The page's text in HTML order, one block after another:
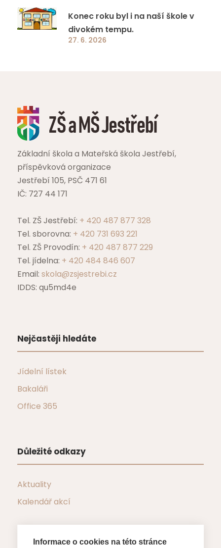
Konec roku byl i na naší škole v
divokém tempu.
27. 6. 2026
Základní škola a Mateřská škola Jestřebí,
příspěvková organizace
Jestřebí 105, PSČ 471 61
IČ: 727 44 171
Tel. ZŠ Jestřebí: + 420 487 877 328
Tel. sborovna: + 420 731 693 221
Tel. ZŠ Provodín: + 420 487 877 229
Tel. jídelna: + 420 484 846 607
Email: skola@zsjestrebi.cz
IDDS: qu5md4e
Nejčastěji hledáte
Jídelní lístek
Bakaláři
Office 365
Důležité odkazy
Aktuality
Kalendář akcí
Informace o cookies na této stránce